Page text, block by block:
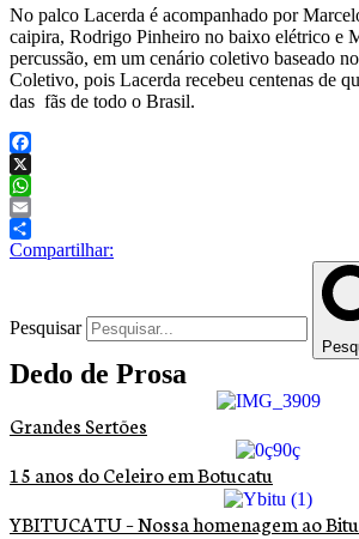
No palco Lacerda é acompanhado por
caipira, Rodrigo Pinheiro no baixo elétrico e
percussão, em um cenário coletivo baseado
Coletivo, pois Lacerda recebeu centenas de
das fãs de todo o Brasil.
Facebook
X
WhatsApp
Email
Compartilhar:
Pesquisar
Dedo de Prosa
Grandes Sertões
15 anos do Celeiro em Botucatu
YBITUCATU – Nossa homenagem ao